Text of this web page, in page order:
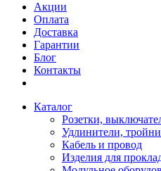
Акции
Оплата
Доставка
Гарантии
Блог
Контакты
Каталог
Розетки,
Удлинители,
Кабель и провод
Изделия для